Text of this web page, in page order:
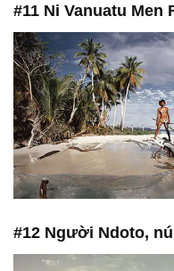
#11 Ni Vanuatu Men
#12 Người Ndoto,